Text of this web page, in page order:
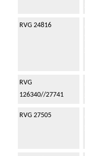
RVG 24816
RVG
126340//27741
RVG 27505